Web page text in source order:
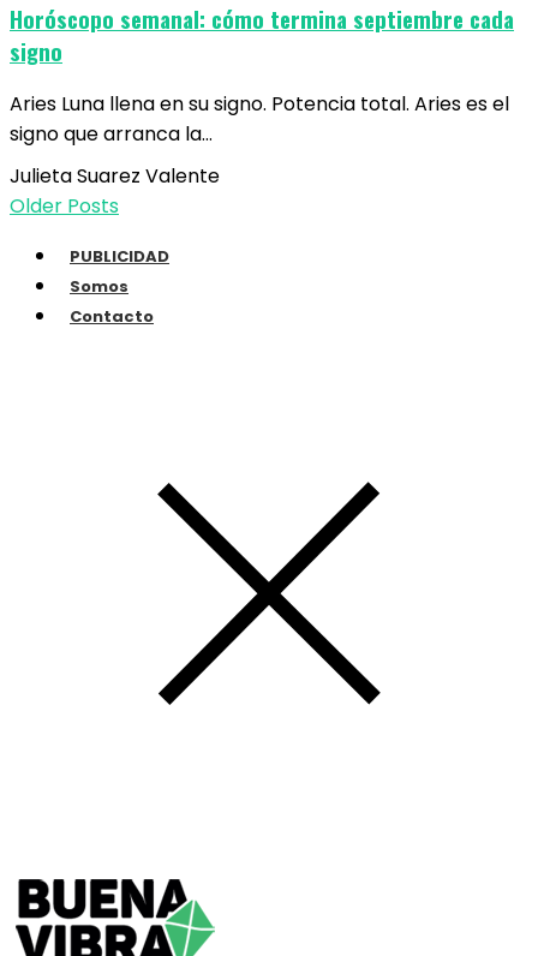
Horóscopo semanal: cómo termina septiembre cada
signo
Aries Luna llena en su signo. Potencia total. Aries es el
signo que arranca la…
Julieta Suarez Valente
Older Posts
PUBLICIDAD
Somos
Contacto